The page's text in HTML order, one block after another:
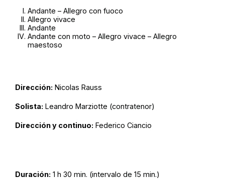
Andante – Allegro con fuoco
Allegro vivace
Andante
Andante con moto – Allegro vivace – Allegro
maestoso
Dirección: Nicolas Rauss
Solista: Leandro Marziotte (contratenor)
Dirección y continuo: Federico Ciancio
Duración: 1 h 30 min. (intervalo de 15 min.)